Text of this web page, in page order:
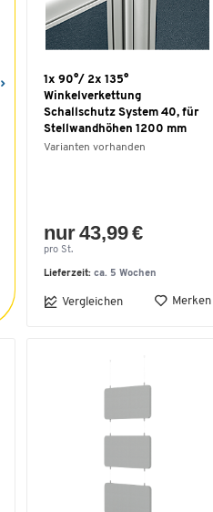
1x 90°/ 2x 135°
Winkelverkettung
Schallschutz System 40, für
Stellwandhöhen 1200 mm
Varianten vorhanden
nur 43,99 €
pro St.
Lieferzeit: ca. 5 Wochen
Vergleichen Merken